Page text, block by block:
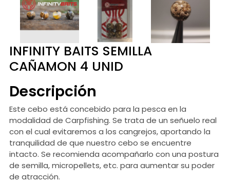
INFINITY BAITS SEMILLA
CAÑAMON 4 UNID
Descripción
Este cebo está concebido para la pesca en la
modalidad de Carpfishing. Se trata de un señuelo real
con el cual evitaremos a los cangrejos, aportando la
tranquilidad de que nuestro cebo se encuentre
intacto. Se recomienda acompañarlo con una postura
de semilla, micropellets, etc. para aumentar su poder
de atracción.